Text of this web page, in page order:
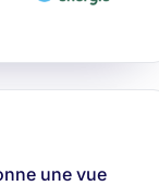
une vue